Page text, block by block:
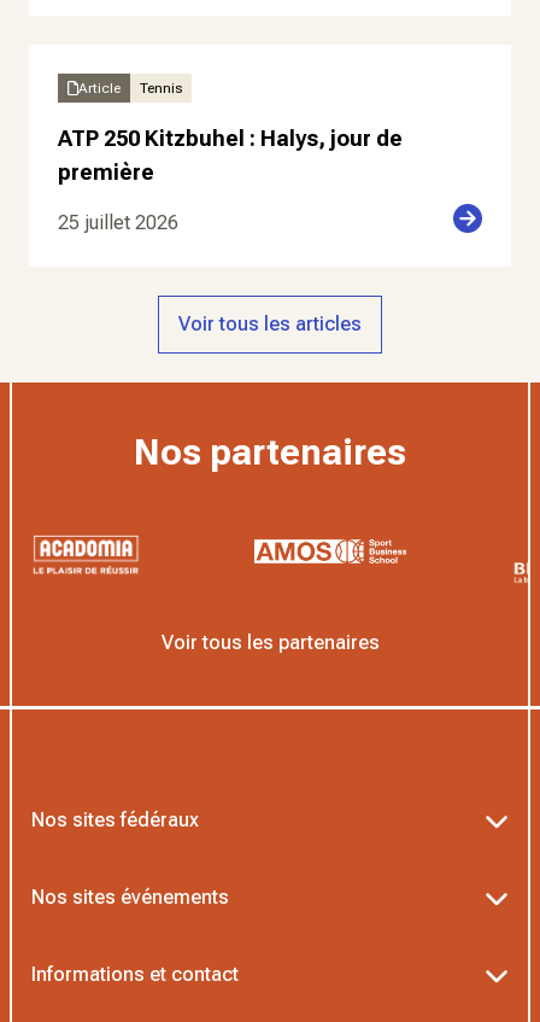
Article Tennis
ATP 250 Kitzbuhel : Halys, jour de
première
25 juillet 2026
Voir tous les articles
Nos partenaires
Voir tous les partenaires
Nos sites fédéraux
Nos sites événements
Informations et contact